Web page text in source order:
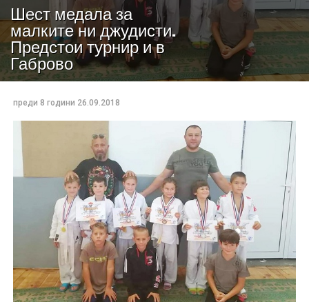
Шест медала за
малките ни джудисти.
Предстои турнир и в
Габрово
преди 8 години 26.09.2018